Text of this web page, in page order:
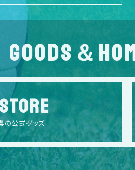
GOODS＆
の公式グッズ